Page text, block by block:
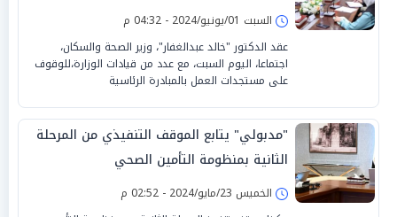
السبت 01/يونيو/2024 - 04:32 م
عقد الدكتور "خالد عبدالغفار"، وزير الصحة والسكان،
اجتماعا، اليوم السبت، مع عدد من قيادات الوزارة،للوقوف
على مستجدات العمل بالمبادرة الرئاسية
"مدبولي" يتابع الموقف التنفيذي من المرحلة
الثانية بمنظومة التأمين الصحي
الخميس 23/مايو/2024 - 02:52 م